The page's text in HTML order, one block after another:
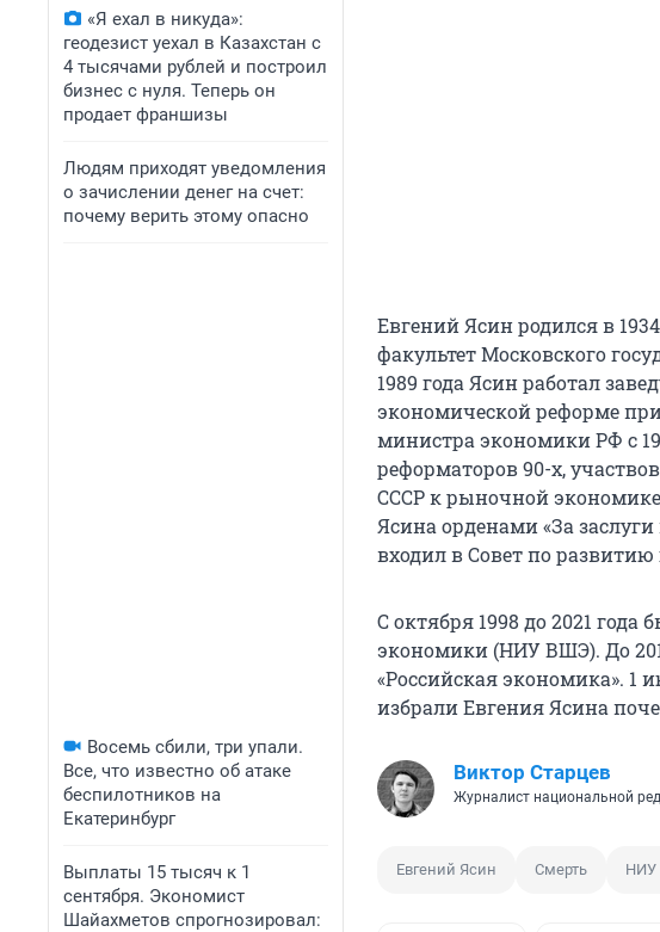
«Я ехал в никуда»:
геодезист уехал в Казахстан с
4 тысячами рублей и построил
бизнес с нуля. Теперь он
продает франшизы
Людям приходят уведомления
о зачислении денег на счет:
почему верить этому опасно
Восемь сбили, три упали.
Все, что известно об атаке
беспилотников на
Екатеринбург
Выплаты 15 тысяч к 1
сентября. Экономист
Шайахметов спрогнозировал:
Евгений Ясин родился в
факультет Московского
1989 года Ясин работал
экономической реформе
министра экономики РФ с
реформаторов 90-х,
СССР к рыночной
Ясина орденами «За заслуги
входил в Совет по
С октября 1998 до 2021
экономики (НИУ ВШЭ). До
«Российская экономика». 1
избрали Евгения Ясина
Виктор Старцев
Журналист национальной
Евгений Ясин Смерть